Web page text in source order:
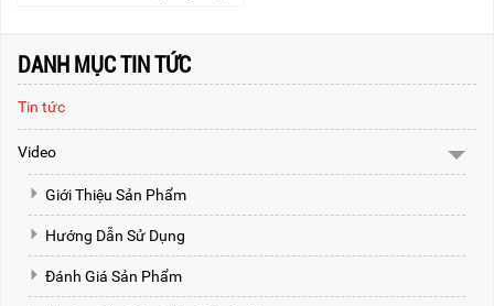
DANH MỤC TIN TỨC
Tin tức
Video
Giới Thiệu Sản Phẩm
Hướng Dẫn Sử Dụng
Đánh Giá Sản Phẩm